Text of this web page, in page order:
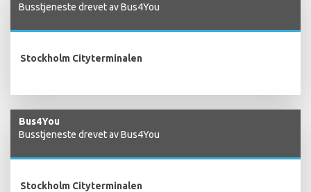
Busstjeneste drevet av Bus4You
Stockholm Cityterminalen
Bus4You
Busstjeneste drevet av Bus4You
Stockholm Cityterminalen